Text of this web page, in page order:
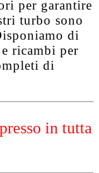
per garantire
turbo sono
di
ricambi per
di
in tutta